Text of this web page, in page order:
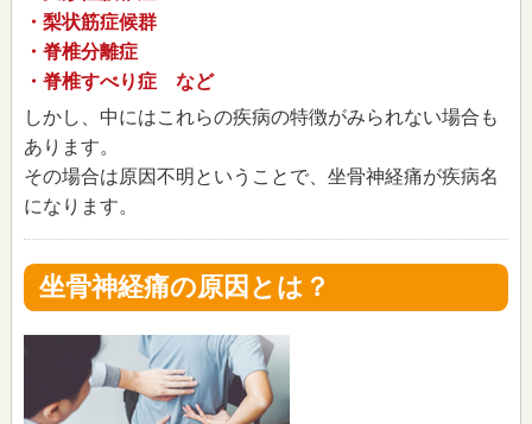
・梨状筋症候群
・脊椎分離症
・脊椎すべり症 など
しかし、中にはこれらの疾病の特徴がみられない場合も
あります。
その場合は原因不明ということで、坐骨神経痛が疾病名
になります。
坐骨神経痛の原因とは？